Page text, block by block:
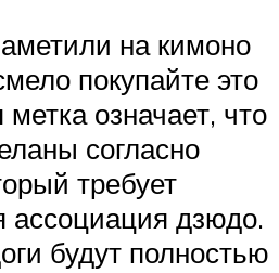
на кимоно
покупайте это
означает, что
согласно
требует
ассоциация дзюдо.
будут полностью